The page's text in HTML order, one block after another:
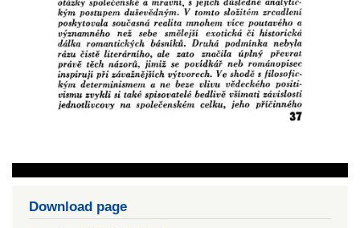
Download page